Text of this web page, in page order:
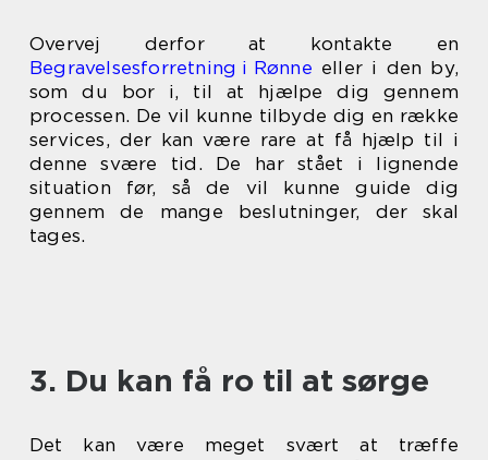
Overvej derfor at kontakte en
Begravelsesforretning i Rønne eller i den by,
som du bor i, til at hjælpe dig gennem
processen. De vil kunne tilbyde dig en række
services, der kan være rare at få hjælp til i
denne svære tid. De har stået i lignende
situation før, så de vil kunne guide dig
gennem de mange beslutninger, der skal
tages.
3. Du kan få ro til at sørge
Det kan være meget svært at træffe